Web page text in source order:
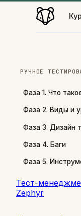
РУЧНОЕ
Фаза 1. Что
Фаза 2. Виды и
Фаза 3. Дизайн
Фаза 4. Баги
Фаза 5.
Тест-
Zephyr